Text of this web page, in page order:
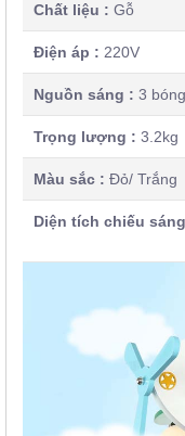
Chất liệu : Gỗ
Điện áp : 220V
Nguồn sáng : 3
Trọng lượng : 3.2kg
Màu sắc : Đỏ/ Trắng
Diện tích chiếu